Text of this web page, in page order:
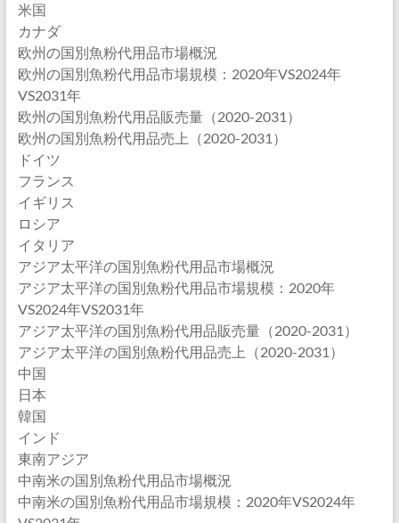
米国
カナダ
欧州の国別魚粉代用品市場概況
欧州の国別魚粉代用品市場規模：2020年VS2024年
VS2031年
欧州の国別魚粉代用品販売量（2020-2031）
欧州の国別魚粉代用品売上（2020-2031）
ドイツ
フランス
イギリス
ロシア
イタリア
アジア太平洋の国別魚粉代用品市場概況
アジア太平洋の国別魚粉代用品市場規模：2020年
VS2024年VS2031年
アジア太平洋の国別魚粉代用品販売量（2020-2031）
アジア太平洋の国別魚粉代用品売上（2020-2031）
中国
日本
韓国
インド
東南アジア
中南米の国別魚粉代用品市場概況
中南米の国別魚粉代用品市場規模：2020年VS2024年